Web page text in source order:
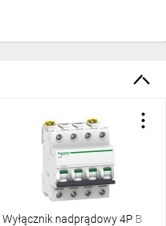
Wyłącznik nadprądowy 4P B